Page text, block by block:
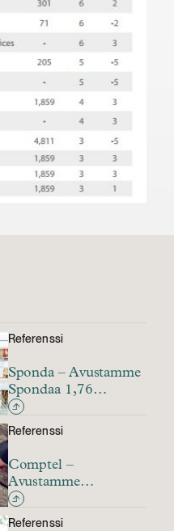
Referenssi
Sponda – Avustamme
Spondaa 1,76
miljardin euron
käteisostotarjouksessa
Referenssi
Comptel –
Avustamme
Comptelia Nokian
347 miljoonan euron
Referenssi